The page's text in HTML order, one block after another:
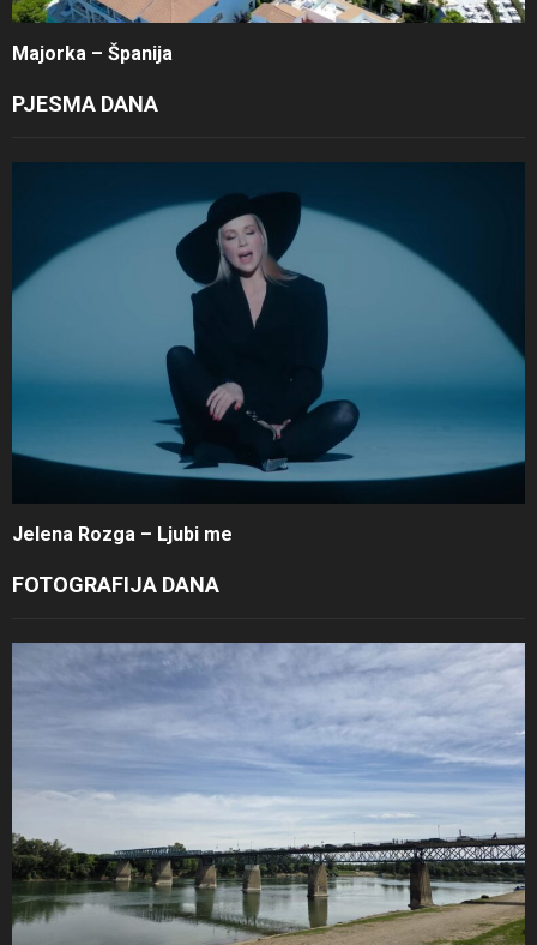
Majorka – Španija
PJESMA DANA
Jelena Rozga – Ljubi me
FOTOGRAFIJA DANA